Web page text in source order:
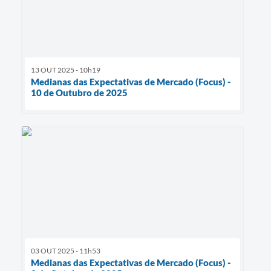
13 OUT 2025 - 10h19
Medianas das Expectativas de Mercado (Focus) -
10 de Outubro de 2025
03 OUT 2025 - 11h53
Medianas das Expectativas de Mercado (Focus) -